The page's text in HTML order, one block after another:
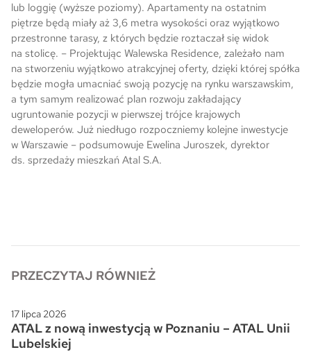
lub loggię (wyższe poziomy). Apartamenty na ostatnim
piętrze będą miały aż 3,6 metra wysokości oraz wyjątkowo
przestronne tarasy, z których będzie roztaczał się widok
na stolicę. – Projektując Walewska Residence, zależało nam
na stworzeniu wyjątkowo atrakcyjnej oferty, dzięki której spółka
będzie mogła umacniać swoją pozycję na rynku warszawskim,
a tym samym realizować plan rozwoju zakładający
ugruntowanie pozycji w pierwszej trójce krajowych
deweloperów. Już niedługo rozpoczniemy kolejne inwestycje
w Warszawie – podsumowuje Ewelina Juroszek, dyrektor
ds. sprzedaży mieszkań Atal S.A.
PRZECZYTAJ RÓWNIEŻ
17 lipca 2026
ATAL z nową inwestycją w Poznaniu – ATAL Unii
Lubelskiej